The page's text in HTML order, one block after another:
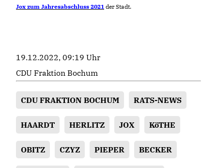
Jox zum Jahresabschluss 2021 der Stadt.
19.12.2022, 09:19 Uhr
CDU Fraktion Bochum
CDU FRAKTION BOCHUM RATS-NEWS
HAARDT HERLITZ JOX KöTHE
OBITZ CZYZ PIEPER BECKER